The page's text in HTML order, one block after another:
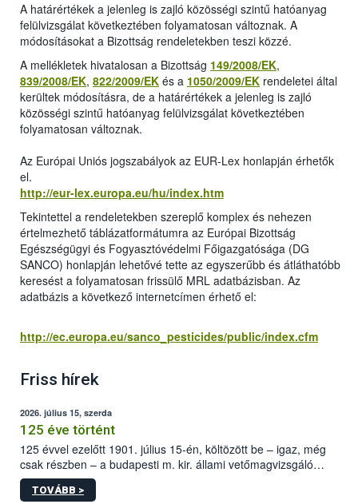
A határértékek a jelenleg is zajló közösségi szintű hatóanyag
felülvizsgálat következtében folyamatosan változnak. A
módosításokat a Bizottság rendeletekben teszi közzé.
A mellékletek hivatalosan a Bizottság 149/2008/EK,
839/2008/EK, 822/2009/EK és a 1050/2009/EK rendeletei által
kerültek módosításra, de a határértékek a jelenleg is zajló
közösségi szintű hatóanyag felülvizsgálat következtében
folyamatosan változnak.
Az Európai Uniós jogszabályok az EUR-Lex honlapján érhetők
el.
http://eur-lex.europa.eu/hu/index.htm
Tekintettel a rendeletekben szereplő komplex és nehezen
értelmezhető táblázatformátumra az Európai Bizottság
Egészségügyi és Fogyasztóvédelmi Főigazgatósága (DG
SANCO) honlapján lehetővé tette az egyszerűbb és átláthatóbb
keresést a folyamatosan frissülő MRL adatbázisban. Az
adatbázis a következő internetcímen érhető el:
http://ec.europa.eu/sanco_pesticides/public/index.cfm
Friss hírek
2026. július 15, szerda
125 éve történt
125 évvel ezelőtt 1901. július 15-én, költözött be – igaz, még
csak részben – a budapesti m. kir. állami vetőmagvizsgáló
állomás a Kis Rókus utca 15. szám alatti, Czigler Győző által
tervezett új épületébe.
TOVÁBB >